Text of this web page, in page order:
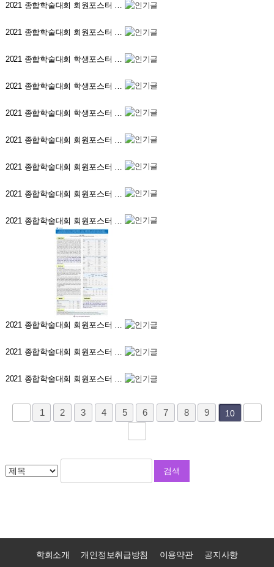
2021 종합학술대회 회원포스터 …
2021 종합학술대회 회원포스터 …
2021 종합학술대회 학생포스터 …
2021 종합학술대회 학생포스터 …
2021 종합학술대회 학생포스터 …
2021 종합학술대회 회원포스터 …
2021 종합학술대회 회원포스터 …
2021 종합학술대회 회원포스터 …
2021 종합학술대회 회원포스터 …
2021 종합학술대회 회원포스터 …
2021 종합학술대회 회원포스터 …
2021 종합학술대회 회원포스터 …
1 2 3 4 5 6 7 8 9 10
학회소개 개인정보취급방침 이용약관 공지사항